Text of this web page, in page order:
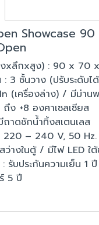
Showcase 90
xลึกxสูง) : 90 x 70
: 3 ชั้นวาง (ปรับระดับ
(เครื่องล่าง) / มีม่าน
ง +8 องศาเซลเซียส
ถาดชักน้ำทิ้งสเตนเลส
220 – 240 V, 50 Hz.
ว่างในตู้ / มีไฟ LED ใ
รับประกันความเย็น 1 ปี
5 ปี